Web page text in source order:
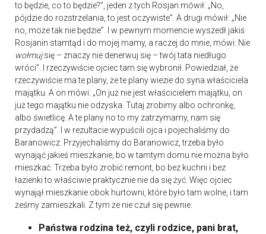
to będzie, co to będzie?”, jeden z tych Rosjan mówił: „No,
pójdzie do rozstrzelania, to jest oczywiste”. A drugi mówił: „Nie
no, może tak nie będzie”. I w pewnym momencie wyszedł jakiś
Rosjanin stamtąd i do mojej mamy, a raczej do mnie, mówi: Nie
wołmujsię – znaczy nie denerwuj się – twój tata niedługo
wróci”. I rzeczywiście ojciec tam się wybronił. Powiedział, że
rzeczywiście ma te plany, że te plany wiezie do syna właściciela
majątku. A on mówi: „On już nie jest właścicielem majątku, on
już tego majątku nie odzyska. Tutaj zrobimy albo ochronkę,
albo świetlicę. A te plany no to my zatrzymamy, nam się
przydadzą”. I w rezultacie wypuścili ojca i pojechaliśmy do
Baranowicz. Przyjechaliśmy do Baranowicz, trzeba było
wynająć jakieś mieszkanie, bo w tamtym domu nie można było
mieszkać. Trzeba było zrobić remont, bo bez kuchni i bez
łazienki to właściwie praktycznie nie da się żyć. Więc ojciec
wynajął mieszkanie obok hurtowni, które było tam wolne, i tam
żeśmy zamieszkali. Z tym że nie czuł się pewnie.
Państwa rodzina też, czyli rodzice, pani brat,